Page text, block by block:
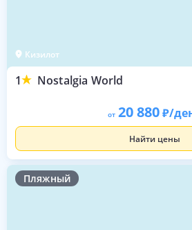
Кизилот
1 Nostalgia World
от 20 880 /
Найти цены
Пляжный